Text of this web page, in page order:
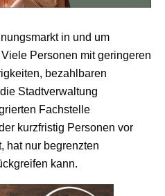
in und um
Personen mit geringeren
bezahlbaren
Stadtverwaltung
Fachstelle
kurzfristig Personen vor
hat nur begrenzten
kann.